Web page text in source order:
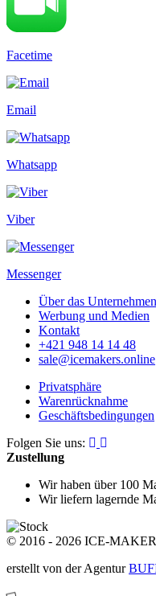
Facetime
Email
Whatsapp
Viber
Messenger
Über das Unternehmen
Werbung und Medien
Kontakt
+421 948 14 14 48
sale@icemakers.online
Privatsphäre
Warenrücknahme
Geschäftsbedingungen
Folgen Sie uns:
Zustellung
Wir haben über 100
Wir liefern lagernde
© 2016 - 2026 ICE-
erstellt von der Agentur